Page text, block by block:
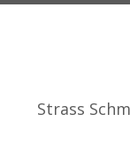
Strass